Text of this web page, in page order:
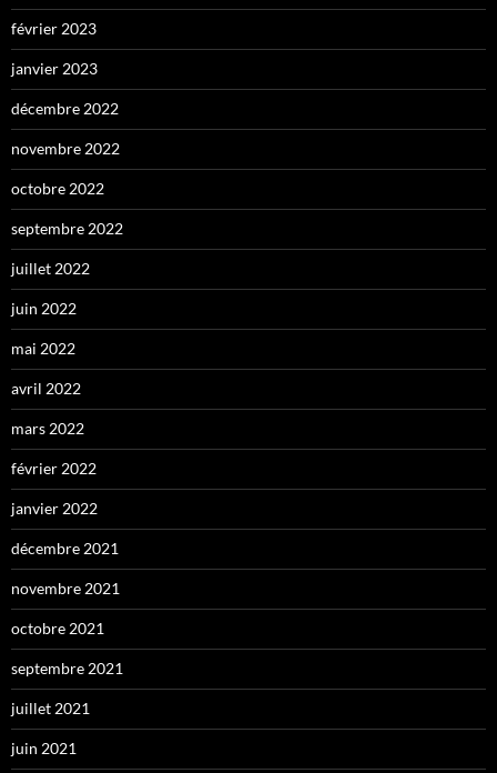
février 2023
janvier 2023
décembre 2022
novembre 2022
octobre 2022
septembre 2022
juillet 2022
juin 2022
mai 2022
avril 2022
mars 2022
février 2022
janvier 2022
décembre 2021
novembre 2021
octobre 2021
septembre 2021
juillet 2021
juin 2021